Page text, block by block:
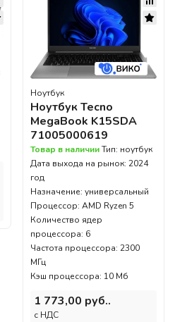
Ноутбук
Ноутбук Tecno
MegaBook K15SDA
71005000619
Товар в наличииТип: ноутбук
Дата выхода на рынок: 2024
год
Назначение: универсальный
Процессор: AMD Ryzen 5
Количество ядер
процессора: 6
Частота процессора: 2300
МГц
Кэш процессора: 10 Мб
1 773,00 руб..
c НДС